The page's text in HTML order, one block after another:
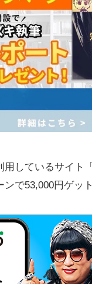
しているサイト「
で53,000円ゲッ